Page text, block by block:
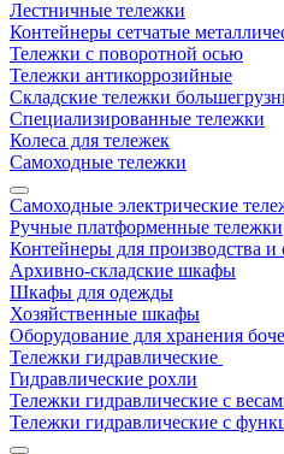
Лестничные тележки
Контейнеры сетчатые
Тележки с поворотной осью
Тележки антикоррозийные
Складские тележки
Специализированные тележки
Колеса для тележек
Самоходные тележки
Самоходные электрические
Ручные платформенные тележки
Контейнеры для производства и
Архивно-складские шкафы
Шкафы для одежды
Хозяйственные шкафы
Оборудование для хранения
Тележки гидравлические
Гидравлические рохли
Тележки гидравлические с
Тележки гидравлические с